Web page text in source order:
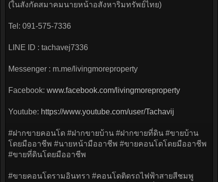
(ในสังกัดสมาคมนายหน้าอสังหาริมทรัพย์ไทย)
Tel: 091-575-7336
LINE ID : tachavej7336
Messenger : m.me/livingmoreproperty
Facebook: www.facebook.com/livingmoreproperty
Youtube: https://www.youtube.com/user/Tachavij
#ฝากขายคอนโด #ฝากขายบ้าน #ฝากขายที่ดิน #ขายบ้าน
โดยมืออาชีพ #นายหน้ามืออาชีพ #ขายคอนโดโดยมืออาชีพ
#ขายที่ดินโดยมืออาชีพ
#ขายคอนโดรามอินทรา #คอนโดติดรถไฟฟ้าสายสีชมพู